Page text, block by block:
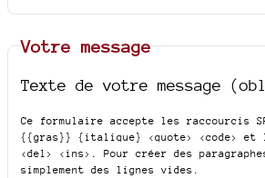
Votre message
Texte de votre message
Ce formulaire accepte les raccourcis
{{gras}} {italique} <quote> <code>
et
<del> <ins> . Pour créer des
simplement des lignes vides.